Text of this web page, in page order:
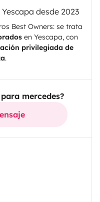
desde 2023
Best Owners: se trata
en Yescapa, con
privilegiada de
.
mercedes?